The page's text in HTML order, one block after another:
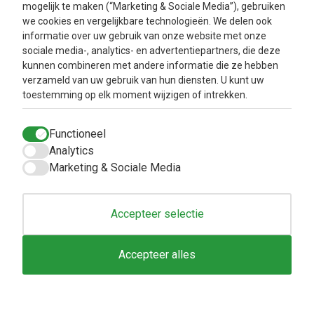
Nieuwsbrief
Oké
Info
Metabolic balance
Over ons
Aanbiedingen
Blog
Klantenservice
Privacy Beleid
Algemene
voorwaarden
Klachtenafhandeling
Inloggen
mogelijk te maken (“Marketing & Sociale Media”), gebruiken
we cookies en vergelijkbare technologieën. We delen ook
informatie over uw gebruik van onze website met onze
sociale media-, analytics- en advertentiepartners, die deze
kunnen combineren met andere informatie die ze hebben
verzameld van uw gebruik van hun diensten. U kunt uw
toestemming op elk moment wijzigen of intrekken.
Functioneel
Analytics
Marketing & Sociale Media
Accepteer selectie
Accepteer alles